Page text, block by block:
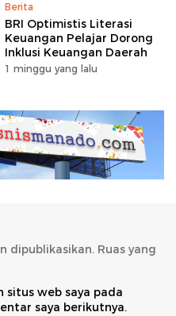
Berita
BRI Optimistis Literasi
Keuangan Pelajar Dorong
Inklusi Keuangan Daerah
1 minggu yang lalu
dipublikasikan. Ruas yang
situs web saya pada
saya berikutnya.